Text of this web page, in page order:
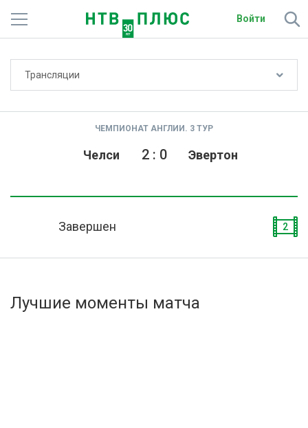
Войти
Активировать промокод
Трансляции
ЧЕМПИОНАТ АНГЛИИ. 3 ТУР
Челси Эвертон
2: 0
Завершен 2
Лучшие моменты матча